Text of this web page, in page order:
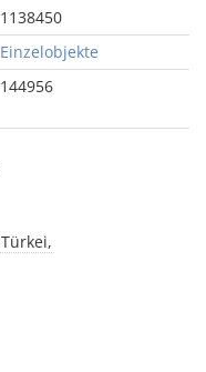
1138450
Einzelobjekte
144956